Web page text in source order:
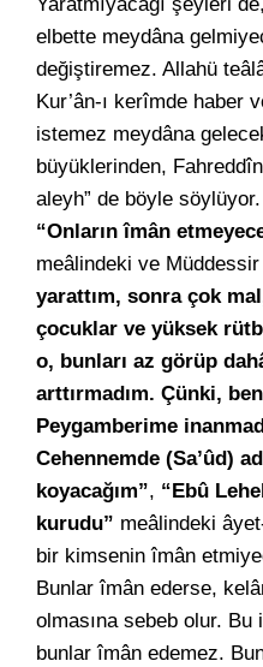
elbette meydâna
değiştiremez. Allahü
Kur’ân-ı kerîmde haber
istemez meydâna
büyüklerinden,
aleyh” de böyle
“Onların îmân
meâlindeki ve
yarattım, sonra çok
çocuklar ve yüksek
o, bunları az görüp
arttırmadım. Çünki,
Peygamberime
Cehennemde (Sa’ûd)
koyacağım”, “Ebû
kurudu” meâlindeki
bir kimsenin îmân
Bunlar îmân ederse,
olmasına sebeb olur.
bunlar îmân edemez.